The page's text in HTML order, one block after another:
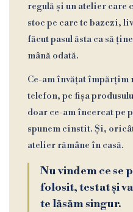
regulă și un atelier
stoc pe care te bazezi,
făcut pasul ăsta ca să
mână odată.
Ce-am învățat împărțim
telefon, pe fișa
doar ce-am încercat pe
spunem cinstit. Și,
atelier rămâne în casă.
Nu vindem ce se
folosit, testat și
te lăsăm singur.